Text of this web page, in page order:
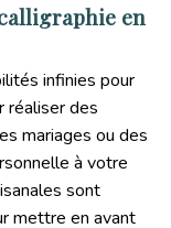
en
infinies pour
réaliser des
mariages ou des
à votre
sont
mettre en avant